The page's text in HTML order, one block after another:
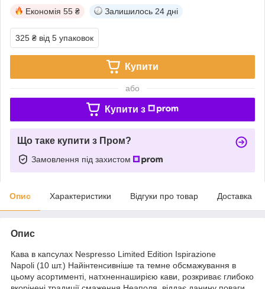
Економія 55 ₴ Залишилось 24 дні
325 ₴ від 5 упаковок
Купити
або
Купити з
Що таке купити з Пром?
Замовлення під захистом
Опис Характеристики Відгуки про товар Доставка
Опис
Кава в капсулах Nespresso Limited Edition Ispirazione
Napoli (10 шт.) Найінтенсивніше та темне обсмажування в
цьому асортименті, натхненнаширією кави, розкриває глибоко